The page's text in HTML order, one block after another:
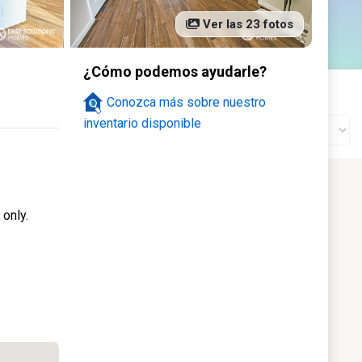
120
Galería
Estado de la construcción
Ver las 23 fotos
¿Cómo podemos ayudarle?
Conozca más sobre nuestro
inventario disponible